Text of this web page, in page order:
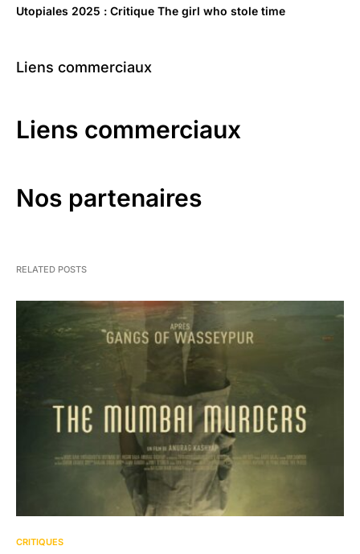
Utopiales 2025 : Critique The girl who stole time
Liens commerciaux
Liens commerciaux
Nos partenaires
RELATED POSTS
CRITIQUES